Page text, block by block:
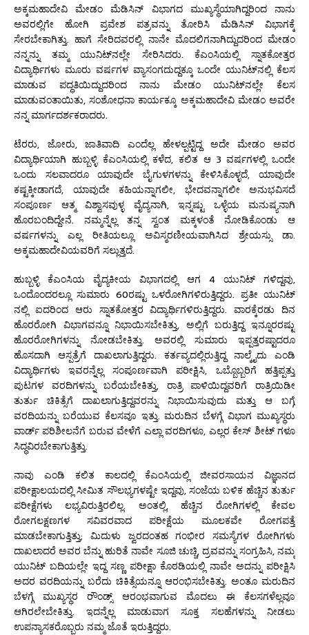
ಅಕ್ಕಮಹಾದೇವಿ ಮೇಡಂ ಮೆಡಿಸಿನ್ ವಿಭಾಗದ ಮುಖ್ಯಸ್ಥೆಯಾಗಿದ್ದರಿಂದ ನಾನು
ಅವರಲ್ಲಿಗೇ ಹೋಗಿ ಪ್ರವೇಶ ಪತ್ರವನ್ನು ತೋರಿಸಿ ಮೆಡಿಸಿನ್ ವಿಭಾಗಕ್ಕೆ
ಸೇರಬೇಕಾಗಿತ್ತು. ಹಾಗೆ ಸೇರಿದವರಲ್ಲಿ ನಾನೇ ಮೊದಲಿಗನಾಗಿದ್ದುದರಿಂದ ಮೇಡಂ
ನನ್ನನ್ನು ತಮ್ಮ ಯುನಿಟ್‌‌ನಲ್ಲೇ ಸೇರಿಸಿದರು. ಕೆಎಂಸಿಯಲ್ಲಿ ಸ್ನಾತಕೋತ್ತರ
ವಿದ್ಯಾರ್ಥಿಗಳು ಮೂರು ವರ್ಷಗಳ ವ್ಯಾಸಂಗದುದ್ದಕ್ಕೂ ಒಂದೇ ಯುನಿಟ್‌ನಲ್ಲಿ ಕೆಲಸ
ಮಾಡುವ ಪದ್ಧತಿಯಿದ್ದುದರಿಂದ ನಾನು ಮೇಡಂ ಯುನಿಟ್‌ನಲ್ಲೇ ಕೆಲಸ
ಮಾಡುವಂತಾಯಿತು, ಸಂಶೋಧನಾ ಕಾರ್ಯಕ್ಕೂ ಅಕ್ಕಮಹಾದೇವಿ ಮೇಡಂ ಅವರೇ
ನನ್ನ ಮಾರ್ಗದರ್ಶಕರಾದರು.
ಟೆರರು, ಜೋರು, ಜಾತಿವಾದಿ ಎಂದೆಲ್ಲ ಹೇಳಲ್ಪಟ್ಟಿದ್ದ ಅದೇ ಮೇಡಂ ಅವರ
ವಿದ್ಯಾರ್ಥಿಯಾಗಿ ಹುಬ್ಬಳ್ಳಿ ಕೆಎಂಸಿಯಲ್ಲಿ ಕಳೆದ, ಕಲಿತ ಆ 3 ವರ್ಷಗಳಲ್ಲಿ ಒಂದೇ
ಒಂದು ಸಲವಾದರೂ ಯಾವುದೇ ಬೈಗುಳಗಳನ್ನು ಕೇಳಿಸಿಕೊಳ್ಳದೆ, ಯಾವುದೇ
ಕಷ್ಟಕ್ಕೀಡಾಗದೆ, ಯಾವುದೇ ಕಹಿಯನ್ನಾಗಲೀ, ಭೇದವನ್ನಾಗಲೀ ಅನುಭವಿಸದೆ
ಸಂಪೂರ್ಣ ಆತ್ಮ ವಿಶ್ವಾಸವುಳ್ಳ ವೈದ್ಯನಾಗಿ, ಇನ್ನಷ್ಟು ಒಳ್ಳೆಯ ಮನುಷ್ಯನಾಗಿ
ಹೊರಬಂದಿದ್ದೇನೆ. ನಮ್ಮನ್ನೆಲ್ಲ ತನ್ನ ಸ್ವಂತ ಮಕ್ಕಳಂತೆ ನೋಡಿಕೊಂಡು ಆ
ವರ್ಷಗಳನ್ನು ಎಲ್ಲ ರೀತಿಯಲ್ಲೂ ಅವಿಸ್ಮರಣೀಯವಾಗಿಸಿದ ಶ್ರೇಯಸ್ಸು ಡಾ.
ಅಕ್ಕಮಹಾದೇವಿಯವರಿಗೆ ಸಲ್ಲುತ್ತದೆ.
ಹುಬ್ಬಳ್ಳಿ ಕೆಎಂಸಿಯ ವೈದ್ಯಕೀಯ ವಿಭಾಗದಲ್ಲಿ ಆಗ 4 ಯುನಿಟ್ ಗಳಿದ್ದವು,
ಒಂದೊಂದರಲ್ಲೂ ಸುಮಾರು 60ರಷ್ಟು ಒಳರೋಗಿಗಳಿರುತ್ತಿದ್ದರು. ಪ್ರತೀ ಯುನಿಟ್
ನಲ್ಲಿ ಐದರಿಂದ ಆರು ಸ್ನಾತಕೋತ್ತರ ವಿದ್ಯಾರ್ಥಿಗಳಿರುತ್ತಿದ್ದರು. ವಾರಕ್ಕೆರಡು ದಿನ
ಹೊರರೋಗಿ ವಿಭಾಗವನ್ನೂ ನಿಭಾಯಿಸಬೇಕಿತ್ತು, ಅಲ್ಲಿಗೆ ಬರುತ್ತಿದ್ದ ಇನ್ನೂರರಷ್ಟು
ಹೊರರೋಗಿಗಳನ್ನು ನೋಡಬೇಕಿತ್ತು. ಅವರಲ್ಲಿ ಸುಮಾರು ಇಪ್ಪತ್ತರಷ್ಟಾದರೂ
ಹೊಸದಾಗಿ ಆಸ್ಪತ್ರೆಗೆ ದಾಖಲಾಗುತ್ತಿದ್ದರು. ಕರ್ತವ್ಯದಲ್ಲಿರುತ್ತಿದ್ದ ನಾಲ್ಕೈದು ಎಂಡಿ
ವಿದ್ಯಾರ್ಥಿಗಳು ಇವರನ್ನೆಲ್ಲ ಸಂಪೂರ್ಣವಾಗಿ ಪರೀಕ್ಷಿಸಿ, ಒಬ್ಬೊಬ್ಬರಿಗೆ ಹತ್ತಿಪ್ಪತ್ತು
ಪುಟಗಳ ವರದಿಗಳನ್ನು ಬರೆಯಬೇಕಿತ್ತು, ರಾತ್ರಿ ಪಾಳಿಯಿದ್ದವರಿಗೆ ರಾತ್ರಿಯಿಡೀ
ತುರ್ತು ಚಿಕಿತ್ಸೆಗೆ ದಾಖಲಾಗುತ್ತಿದ್ದವರನ್ನು ನಿಭಾಯಿಸುವುದು ಮತ್ತು ಆ ಬಗ್ಗೆ
ವರದಿಯನ್ನು ಬರೆಯುವ ಕೆಲಸವೂ ಇತ್ತು. ಮರುದಿನ ಬೆಳಗ್ಗೆ ವಿಭಾಗ ಮುಖ್ಯಸ್ಥರು
ವಾರ್ಡ್ ಪರಿಶೀಲನೆಗೆ ಬರುವ ವೇಳೆಗೆ ಎಲ್ಲಾ ವರದಿಗಳೂ, ಎಲ್ಲರ ಕೇಸ್ ಶೀಟ್ ಗಳೂ
ಸಿದ್ಧವಿರಬೇಕಾಗುತ್ತಿತ್ತು.
ನಾವು ಎಂಡಿ ಕಲಿತ ಕಾಲದಲ್ಲಿ ಕೆಎಂಸಿಯಲ್ಲಿ ಜೀವರಸಾಯನ ವಿಜ್ಞಾನದ
ಪರೀಕ್ಷಾಲಯದಲ್ಲಿ ಸೀಮಿತ ಸೌಲಭ್ಯಗಳಷ್ಟೇ ಇದ್ದವು, ಸಂಜೆಯ ಬಳಿಕ ಹೆಚ್ಚಿನ ತುರ್ತು
ಪರೀಕ್ಷೆಗಳು ಲಭ್ಯವಿರುತ್ತಿರಲಿಲ್ಲ. ಅಂತಲ್ಲಿ, ಹೆಚ್ಚಿನ ರೋಗಿಗಳಲ್ಲಿ ಕೇವಲ
ರೋಗಲಕ್ಷಣಗಳ ಸವಿವರವಾದ ಪರೀಕ್ಷೆಯ ಮೂಲಕವೇ ರೋಗಪತ್ತೆ
ಮಾಡಬೇಕಾಗುತ್ತಿತ್ತು; ಮಿದುಳು ಜ್ವರದಂತಹ ಗಂಭೀರ ಸಮಸ್ಯೆಗಳ ರೋಗಿಗಳು
ದಾಖಲಾದರೆ ಅವರ ಬೆನ್ನು ಹುರಿತೆ ನಾವೇ ಸೂಜಿ ಚುಚ್ಚಿ, ದ್ರವವನ್ನು ಸಂಗ್ರಹಿಸಿ, ನಮ್ಮ
ಯುನಿಟ್ ಬದಿಯಲ್ಲೇ ಇದ್ದ ಸಣ್ಣ ಪರೀಕ್ಷಾ ಕೊಠಡಿಯಲ್ಲಿ ನಾವೇ ಅದನ್ನು ಪರೀಕ್ಷಿಸಿ
ಅದರ ವರದಿಯನ್ನು ಬರೆದು ಚಿಕಿತ್ಸೆಯನ್ನೂ ಆರಂಭಿಸಬೇಕಿತ್ತು. ಅಂತೂ ಮರುದಿನ
ಬೆಳಗ್ಗೆ ಮುಖ್ಯಸ್ಥರ ರೌಂಡ್ಸ್ ಆರಂಭವಾಗುವ ಮೊದಲು ಈ ಕೆಲಸಗಳೆಲ್ಲವೂ
ಆಗಿರಲೇಬೇಕಿತ್ತು. ಇದನ್ನೆಲ್ಲ ಮಾಡುವಾಗ ಸೂಕ್ತ ಸಲಹೆಗಳನ್ನು ನೀಡಲು
ಉಪನ್ಯಾಸಕರೊಬ್ಬರು ನಮ್ಮ ಜೊತೆ ಇರುತ್ತಿದ್ದರು.